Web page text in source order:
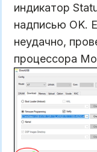
индикатор
надписью OK.
неудачно,
процессора